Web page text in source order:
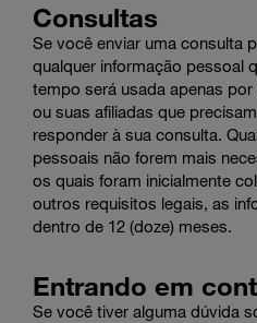
Consultas
Se você enviar uma consulta
qualquer informação pessoal
tempo será usada apenas
ou suas afiliadas que
responder à sua consulta.
pessoais não forem mais
os quais foram inicialmente
outros requisitos legais, as
dentro de 12 (doze) meses.
Entrando em
Se você tiver alguma dúvida